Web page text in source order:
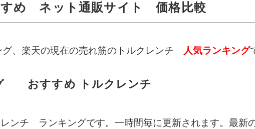
め ネット通販サイト 価格比較
、楽天の現在の売れ筋のトルクレンチ 人気ランキング
おすすめ トルクレンチ
ンチ ランキングです。一時間毎に更新されます。最新